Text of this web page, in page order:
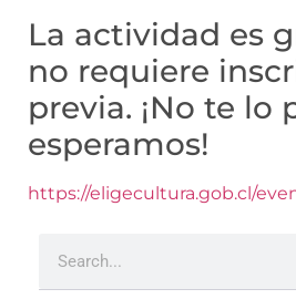
La actividad es
no requiere
previa. ¡No te lo
esperamos!
https://eligecultura.gob.cl/